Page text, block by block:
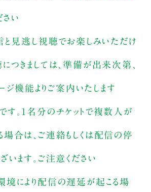
い
と見逃し視聴でお楽しみいただけ
つきましては、準備が出来次第、
機能よりご案内いたします
す。1名分のチケットで複数人が
場合は、ご連絡もしくは配信の停
います。ご注意ください
境により配信の遅延が起こる場